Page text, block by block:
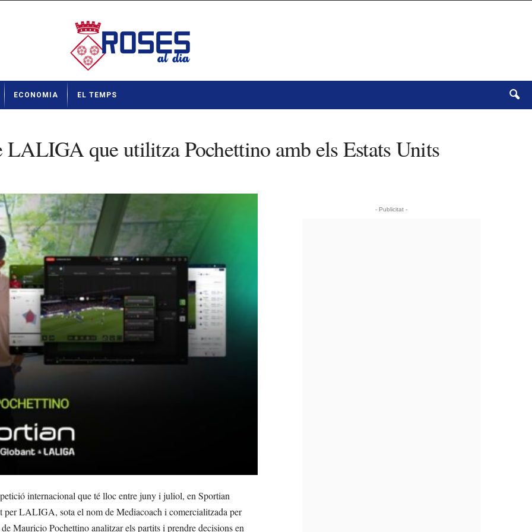
ECONOMIA EL TEMPS
LALIGA que utilitza Pochettino amb els Estats Units
internacional que té lloc entre juny i juliol, en Sportian
per LALIGA, sota el nom de Mediacoach i comercialitzada per
Mauricio Pochettino analitzar els partits i prendre decisions en
- Publicitat -